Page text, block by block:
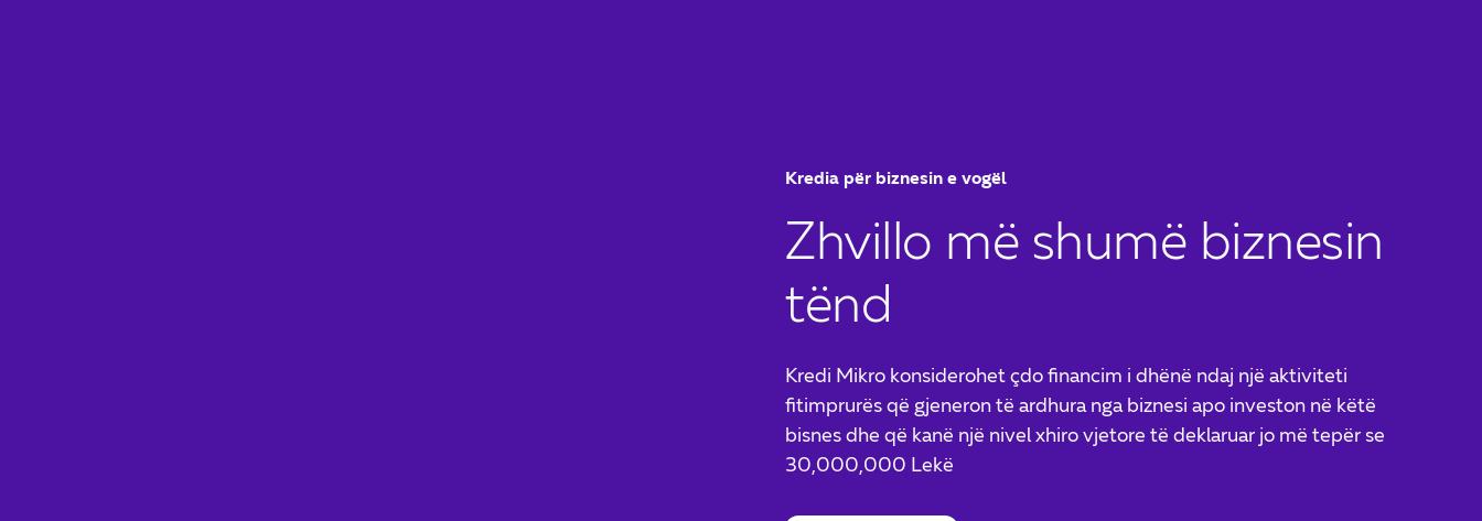
Kredia për biznesin e vogël
Zhvillo më shumë biznesin
tënd
Kredi Mikro konsiderohet çdo financim i dhënë ndaj një aktiviteti
fitimprurës që gjeneron të ardhura nga biznesi apo investon në këtë
bisnes dhe që kanë një nivel xhiro vjetore të deklaruar jo më tepër se
30,000,000 Lekë